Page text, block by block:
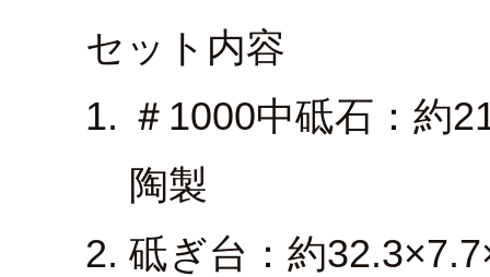
セット内容
＃1000中砥石：約
陶製
砥ぎ台：約